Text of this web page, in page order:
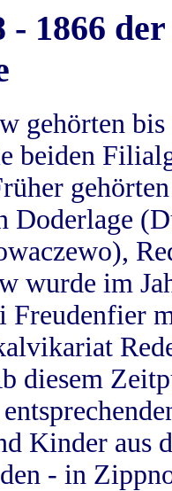
- 1866
gehörten
beiden
Doderlage
wurde im
Freudenfier
diesem
Kinder aus
- in